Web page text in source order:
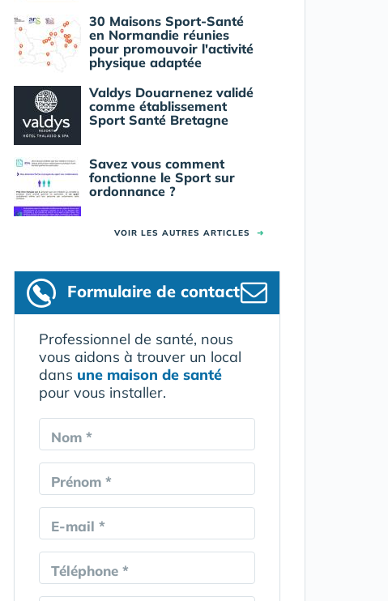
30 Maisons Sport-Santé
en Normandie réunies
pour promouvoir l'activité
physique adaptée
Valdys Douarnenez validé
comme établissement
Sport Santé Bretagne
Savez vous comment
fonctionne le Sport sur
ordonnance ?
VOIR LES AUTRES ARTICLES ➜
Formulairede contact
Professionnel de santé, nous
vous aidons à trouver un local
dans une maison de santé
pour vous installer.
Nom *
Prénom *
E-mail *
Téléphone *